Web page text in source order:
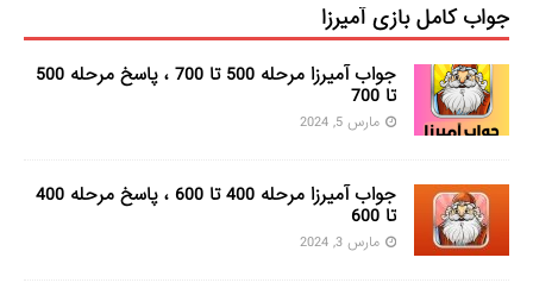
جواب کامل بازی آمیرزا
جواب آمیرزا مرحله 500 تا 700 ، پاسخ مرحله 500
تا 700
مارس 5, 2024
جواب آمیرزا مرحله 400 تا 600 ، پاسخ مرحله 400
تا 600
مارس 3, 2024